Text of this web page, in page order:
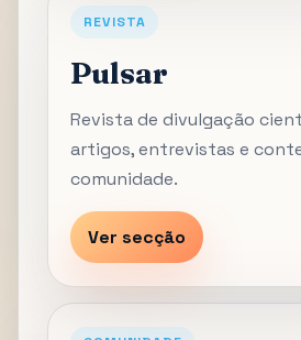
REVISTA
Pulsar
Revista de divulgação
artigos, entrevistas e
comunidade.
Ver secção